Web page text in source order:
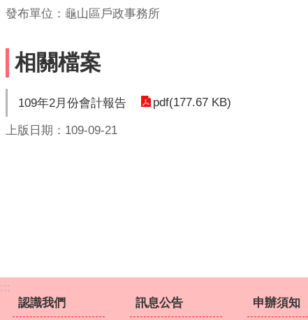
發布單位：龜山區戶政事務所
相關檔案
109年2月份會計報告 pdf(177.67 KB)
上版日期：109-09-21
:::
認識我們
訊息公告 申辦須知